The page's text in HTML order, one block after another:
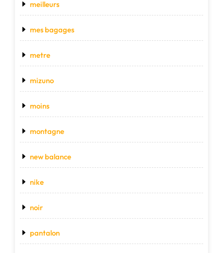
meilleurs
mes bagages
metre
mizuno
moins
montagne
new balance
nike
noir
pantalon